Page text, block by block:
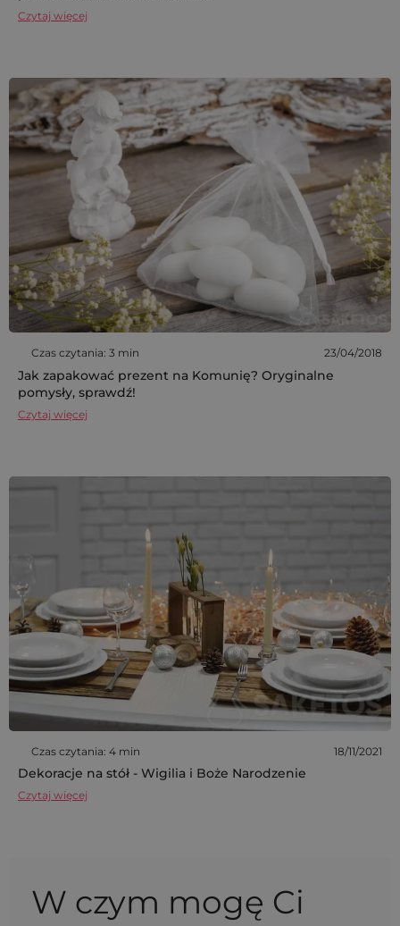
Czytaj więcej
Czas czytania: 3 min 23/04/2018
Jak zapakować prezent na Komunię? Oryginalne
pomysły, sprawdź!
Czytaj więcej
Czas czytania: 4 min 18/11/2021
Dekoracje na stół - Wigilia i Boże Narodzenie
Czytaj więcej
W czym mogę Ci